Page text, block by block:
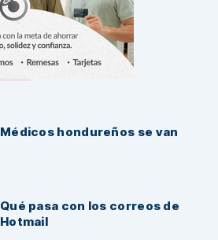
Médicos hondureños se van
Qué pasa con los correos de
Hotmail